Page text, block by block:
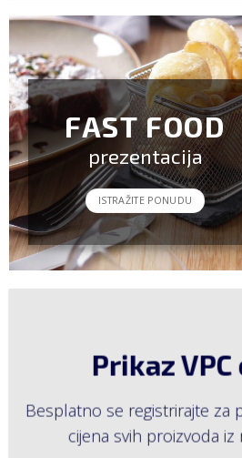
FAST FOOD
prezentacija
ISTRAŽITE PONUDU
Prikaz
Besplatno se registrirajte za
cijena svih proizvoda iz